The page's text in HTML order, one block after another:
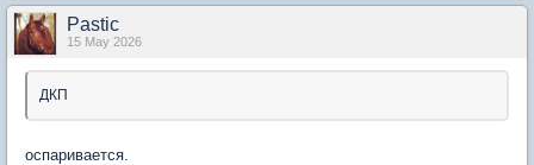
Pastic
15 May 2026
ДКП
оспаривается.